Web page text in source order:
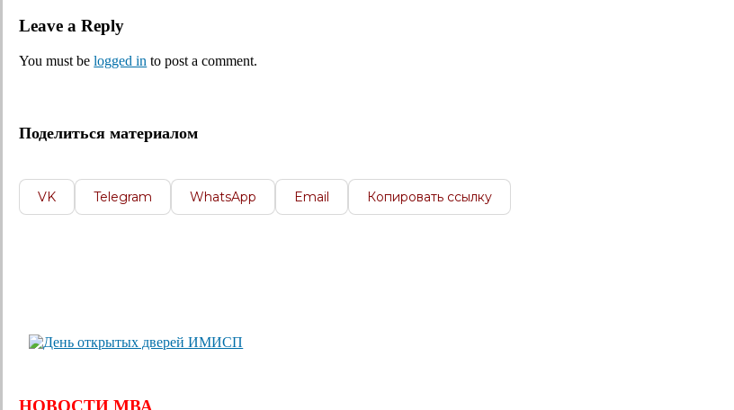
Leave a Reply
You must belogged in to post a comment.
Поделиться материалом
VK Telegram WhatsApp Email Копировать ссылку
НОВОСТИ МВА